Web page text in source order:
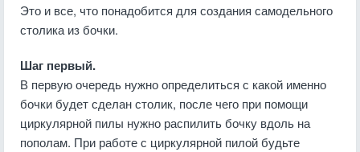
Это и все, что понадобится для создания самодельного
столика из бочки.
Шаг первый.
В первую очередь нужно определиться с какой именно
бочки будет сделан столик, после чего при помощи
циркулярной пилы нужно распилить бочку вдоль на
пополам. При работе с циркулярной пилой будьте